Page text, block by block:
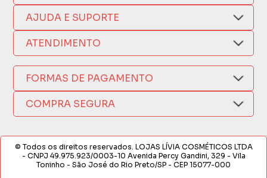
Quem Somos
Compra Segura
Como Comprar
Nossas Lojas
Política de Privacidade
AJUDA E SUPORTE
Nosso Aplicativo
Trocas e Devoluções
Formas de Pagamento
Fretes e Entregas
Fabricantes
Termos de Compra e Venda
ATENDIMENTO
(17) 3209-9595
sacweb@lojaslivia.com.br
FORMAS DE PAGAMENTO
COMPRA SEGURA
© Todos os direitos reservados. LOJAS LÍVIA COSMÉTICOS LTDA
- CNPJ 49.975.923/0003-10 Avenida Percy Gandini, 329 - Vila
Toninho - São José do Rio Preto/SP - CEP 15077-000